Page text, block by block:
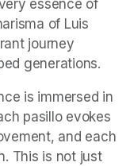
essence of
of Luis
journey
generations.
is immersed in
pasillo evokes
and each
This is not just